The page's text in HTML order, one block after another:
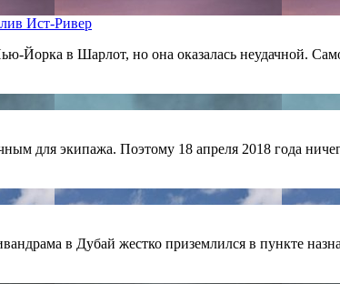
Ист-Ривер
Йорка в Шарлот, но она оказалась неудачной.
для экипажа. Поэтому 18 апреля 2018 года
в Дубай жестко приземлился в пункте